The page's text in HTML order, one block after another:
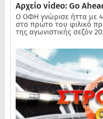
Αρχείο video: Go
Ο ΟΦΗ γνώρισε ήττα με
στο πρώτο του φιλικό
της αγωνιστικής σεζόν